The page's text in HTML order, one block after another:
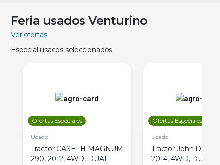
Feria usados Venturino
Ver ofertas
Especial usados seleccionados
Ofertas Especiales
Usado
Tractor CASE IH MAGNUM
290, 2012, 4WD, DUAL
Ofertas Especiales
Usado
Tractor John Deere
2014, 4WD, DUAL